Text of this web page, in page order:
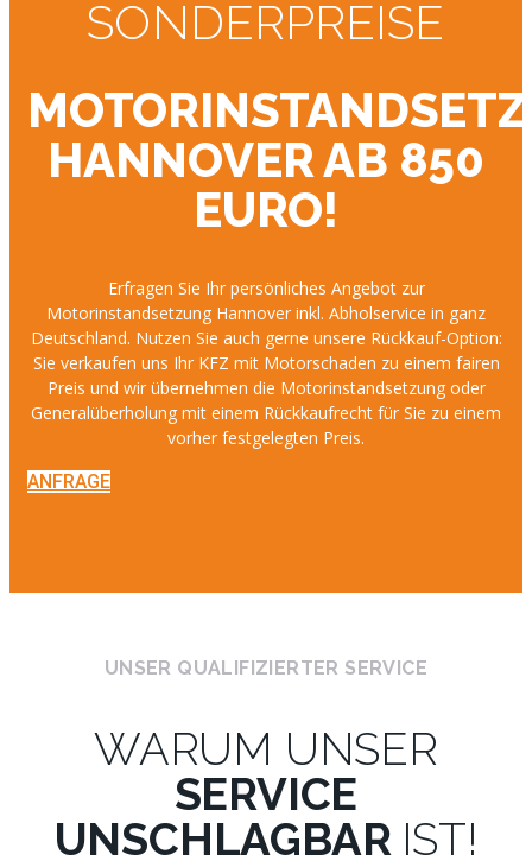
SONDERPREISE
HANNOVER AB 850
EURO!
Erfragen Sie Ihr persönliches Angebot zur
Motorinstandsetzung Hannover inkl. Abholservice in ganz
Deutschland. Nutzen Sie auch gerne unsere Rückkauf-Option:
Sie verkaufen uns Ihr KFZ mit Motorschaden zu einem fairen
Preis und wir übernehmen die Motorinstandsetzung oder
Generalüberholung mit einem Rückkaufrecht für Sie zu einem
vorher festgelegten Preis.
ANFRAGE
UNSER QUALIFIZIERTER SERVICE
WARUM UNSER
SERVICE
UNSCHLAGBAR IST!